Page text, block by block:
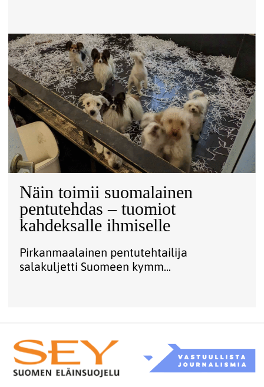
Näin toimii suomalainen
pentutehdas – tuomiot
kahdeksalle ihmiselle
Pirkanmaalainen pentutehtailija
salakuljetti Suomeen kymm...